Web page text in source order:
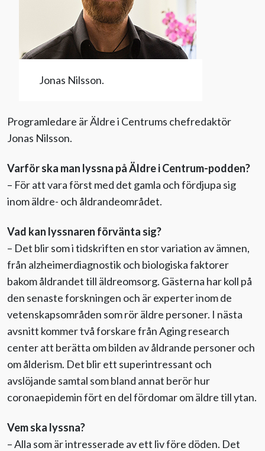
Jonas Nilsson.
Programledare är Äldre i Centrums chefredaktör
Jonas Nilsson.
Varför ska man lyssna på Äldre i Centrum-podden?
– För att vara först med det gamla och fördjupa sig
inom äldre- och åldrandeområdet.
Vad kan lyssnaren förvänta sig?
– Det blir som i tidskriften en stor variation av ämnen,
från alzheimerdiagnostik och biologiska faktorer
bakom åldrandet till äldreomsorg. Gästerna har koll på
den senaste forskningen och är experter inom de
vetenskapsområden som rör äldre personer. I nästa
avsnitt kommer två forskare från Aging research
center att berätta om bilden av åldrande personer och
om ålderism. Det blir ett superintressant och
avslöjande samtal som bland annat berör hur
coronaepidemin fört en del fördomar om äldre till ytan.
Vem ska lyssna?
– Alla som är intresserade av ett liv före döden. Det